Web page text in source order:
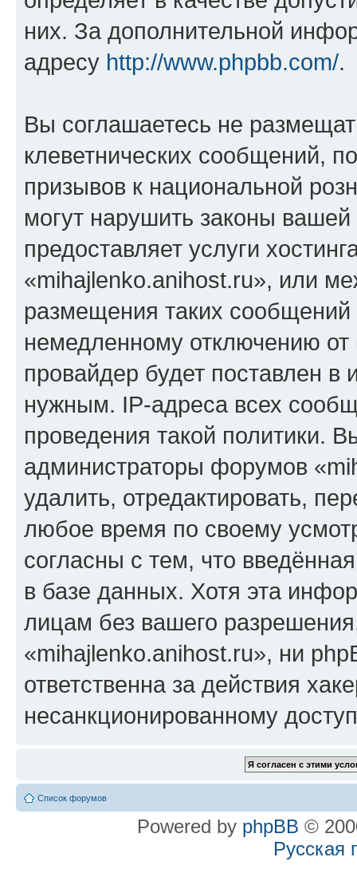
них. За дополнительной
адресу http://www.phpbb.com/.
Вы соглашаетесь не
клеветнических сообщений,
призывов к национальной
могут нарушить законы
предоставляет услуги
«mihajlenko.anihost.ru», или
размещения таких
немедленному отключению
провайдер будет поставлен в
нужным. IP-адреса всех
проведения такой политики.
администраторы форумов
удалить, отредактировать,
любое время по своему
согласны с тем, что
в базе данных. Хотя эта
лицам без вашего
«mihajlenko.anihost.ru», ни
ответственна за действия
несанкционированному
Список форумов
Powered by phpBB ©
Русская